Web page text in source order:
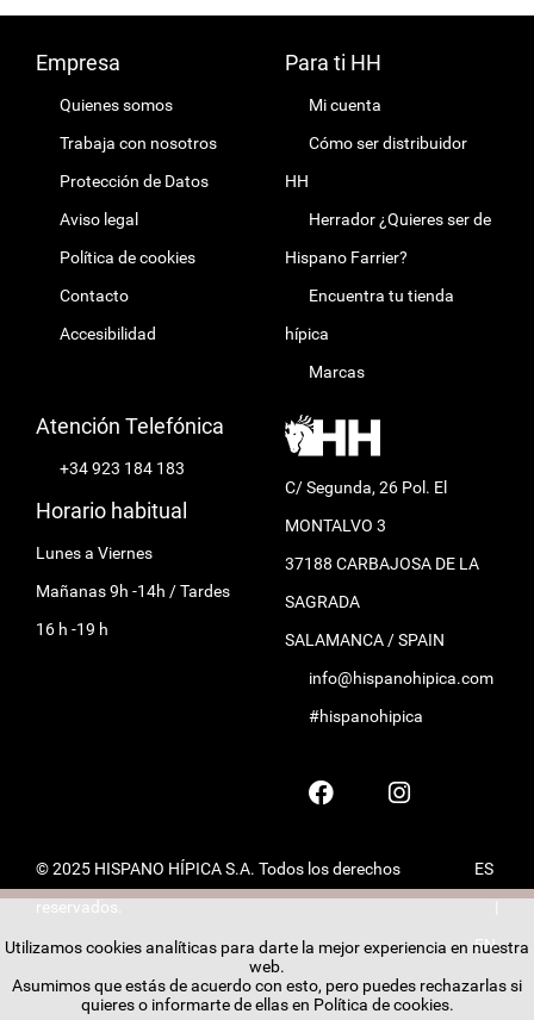
Empresa
Quienes somos
Trabaja con nosotros
Protección de Datos
Aviso legal
Política de cookies
Contacto
Accesibilidad
Para ti HH
Mi cuenta
Cómo ser distribuidor
HH
Herrador ¿Quieres ser de
Hispano Farrier?
Encuentra tu tienda
hípica
Marcas
Atención Telefónica
+34 923 184 183
Horario habitual
Lunes a Viernes
Mañanas 9h -14h / Tardes
16 h -19 h
C/ Segunda, 26 Pol. El
MONTALVO 3
37188 CARBAJOSA DE LA
SAGRADA
SALAMANCA / SPAIN
info@hispanohipica.com
#hispanohipica
© 2025 HISPANO HÍPICA S.A. Todos los derechos
reservados.
ES
EN
Utilizamos cookies analíticas para darte la mejor experiencia en nuestra
web.
Asumimos que estás de acuerdo con esto, pero puedes rechazarlas si
quieres o informarte de ellas en Política de cookies.